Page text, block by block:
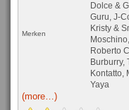
Merken
Dolce &
Guru, J-
Kristy &
Roberto
Burburry,
Kontatto,
Yaya
(more…)